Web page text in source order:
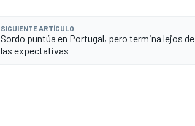
SIGUIENTE ARTÍCULO
Sordo puntúa en Portugal, pero termina lejos de
las expectativas